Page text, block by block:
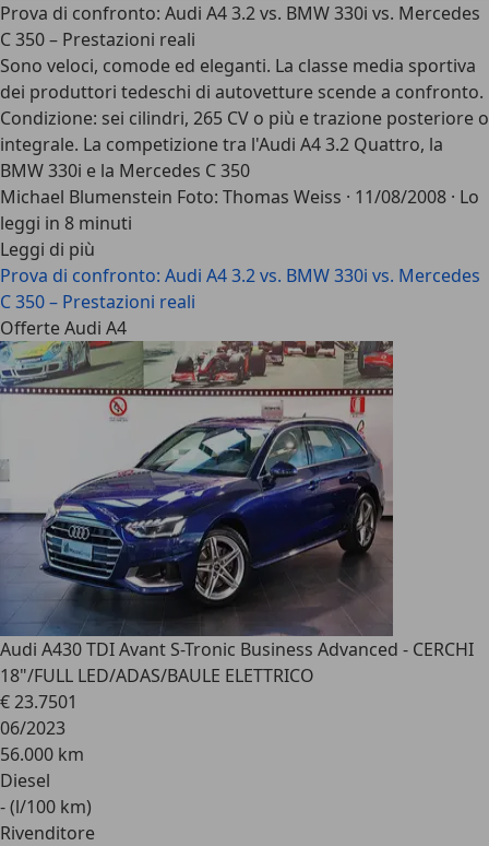
Prova di confronto: Audi A4 3.2 vs. BMW 330i vs. Mercedes
C 350 – Prestazioni reali
Sono veloci, comode ed eleganti. La classe media sportiva
dei produttori tedeschi di autovetture scende a confronto.
Condizione: sei cilindri, 265 CV o più e trazione posteriore o
integrale. La competizione tra l'Audi A4 3.2 Quattro, la
BMW 330i e la Mercedes C 350
Michael Blumenstein Foto: Thomas Weiss · 11/08/2008 · Lo
leggi in 8 minuti
Leggi di più
Prova di confronto: Audi A4 3.2 vs. BMW 330i vs. Mercedes
C 350 – Prestazioni reali
Offerte Audi A4
Audi A430 TDI Avant S-Tronic Business Advanced - CERCHI
18"/FULL LED/ADAS/BAULE ELETTRICO
€ 23.7501
06/2023
56.000 km
Diesel
- (l/100 km)
Rivenditore